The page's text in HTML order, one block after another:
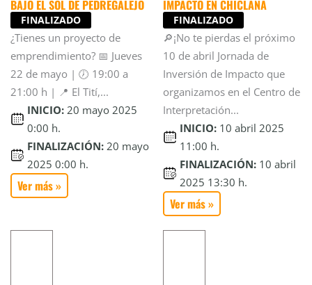
BAJO EL SOL DE PEDREGALEJO
FINALIZADO
¿Tienes un proyecto de
emprendimiento? 📅 Jueves
22 de mayo | 🕖 19:00 a
21:00 h | 📍 El Tití,...
INICIO: 20 mayo 2025
0:00 h.
FINALIZACIÓN: 20 mayo
2025 0:00 h.
Ver más »
IMPACTO EN CHICLANA
FINALIZADO
🔎¡No te pierdas el próximo
10 de abril Jornada de
Inversión de Impacto que
organizamos en el Centro de
Interpretación...
INICIO: 10 abril 2025
11:00 h.
FINALIZACIÓN: 10 abril
2025 13:30 h.
Ver más »